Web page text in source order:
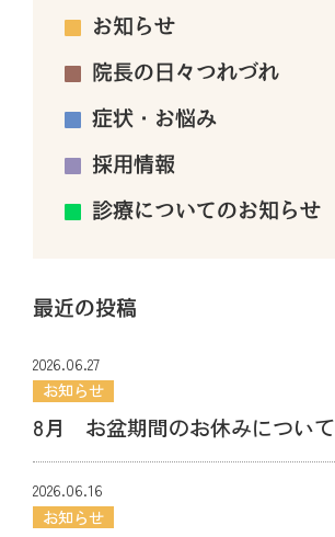
お知らせ
院長の日々つれづれ
症状・お悩み
採用情報
診療についてのお知らせ
最近の投稿
2026.06.27
お知らせ
8月 お盆期間のお休みについて
2026.06.16
お知らせ